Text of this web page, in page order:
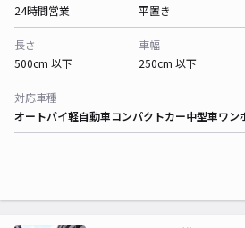
24時間営業
平置き
長さ
500cm 以下
車幅
250cm 以下
対応車種
オートバイ軽自動車コンパクトカー中型車ワン